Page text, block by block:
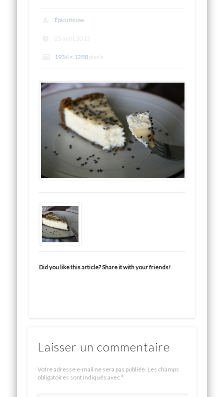
Épicurieuse
25 avril, 2013
1936 × 1288 pixels
Did you like this article? Share it with your friends!
Laisser un commentaire
Votre adresse e-mail ne sera pas publiée. Les champs
obligatoires sont indiqués avec*